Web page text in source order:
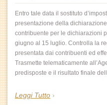
Entro tale data il sostituto
presentazione della
contribuente per le dichiarazioni
giugno al 15 luglio. Controlla la
presentata dai contribuenti ed
Trasmette telematicamente
predisposte e il risultato finale
Leggi Tutto